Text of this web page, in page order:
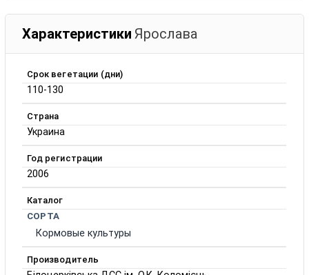
Характеристики Ярослава
Срок вегетации (дни)
110-130
Страна
Украина
Год регистрации
2006
Каталог
СОРТА
Кормовые культуры
Производитель